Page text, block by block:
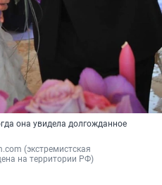
она увидела долгожданное
(экстремистская
на территории РФ)